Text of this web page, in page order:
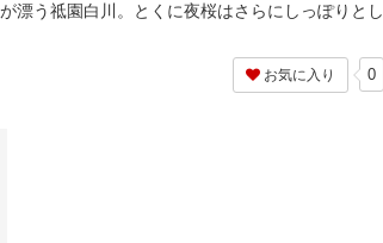
漂う祗園白川。とくに夜桜はさらにしっぽりとし
お気に入り 0